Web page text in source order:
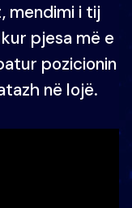
mendimi i tij
pjesa më e
pozicionin
në lojë.